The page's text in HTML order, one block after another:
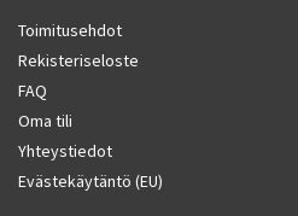
Toimitusehdot
Rekisteriseloste
FAQ
Oma tili
Yhteystiedot
Evästekäytäntö (EU)